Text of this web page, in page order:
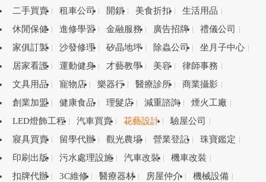
二手買賣
租車公司 開鎖 美食折扣
生活用品
休閒保健
進修學習 金融服務 廣告招牌
禮儀公司
家俱訂製
沙發修理 矽晶地坪 除蟲公司
坐月子中心
居家看護
運動健身 才藝教學 美容
律師事務
文具用品
寵物店 樂器行 醫療診所
商業攝影
創業加盟
健康食品 理髮店 減重諮詢
煙火工廠
LED燈飾工程
汽車買賣 花藝設計
驗屋公司
寢具買賣
留學代辦 觀光農場 營業登記
珠寶鑑定
印刷出版
污水處理設施 汽車改裝
機車改裝
扣牌代辦
3C維修 醫療器材 房屋仲介
機械設備